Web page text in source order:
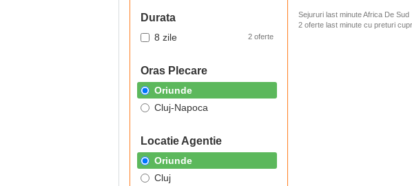
Sejururi last minute Africa De Sud
2 oferte last minute cu preturi
Durata
2 oferte
8 zile
Oras Plecare
Oriunde
Cluj-Napoca
Locatie Agentie
Oriunde
Cluj